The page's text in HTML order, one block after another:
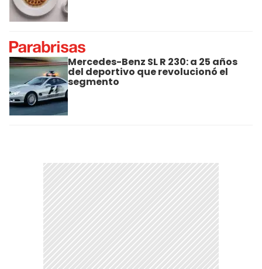
Mercedes-Benz SL R 230: a 25 años
del deportivo que revolucionó el
segmento